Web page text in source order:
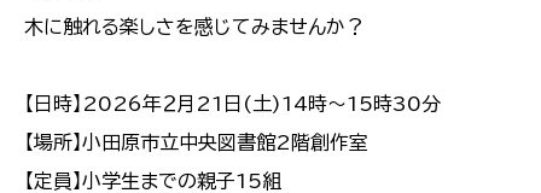
木に触れる楽しさを感じてみませんか？
【日時】2026年２月21日(土)14時～15時30分
【場所】小田原市立中央図書館2階創作室
【定員】小学生までの親子15組